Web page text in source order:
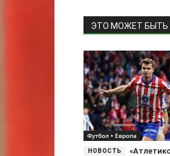
ЭТО МОЖЕТ БЫТЬ
Футбол • Европа